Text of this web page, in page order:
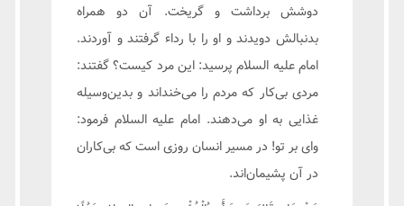
دوشش برداشت و گریخت. آن دو همراه
بدنبالش دویدند و او را با رداء گرفتند و آوردند.
امام علیه السلام پرسید: این مرد کیست؟ گفتند:
مردی بی‌کار که مردم را می‌خنداند و بدین‌وسیله
غذایی به او می‌دهند. امام علیه السلام فرمود:
وای بر تو! در مسیر انسان روزی است که بی‌کاران
در آن پشیمان‌اند.